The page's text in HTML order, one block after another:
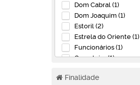
Dom Cabral (1)
Dom Joaquim (1)
Estoril (2)
Estrela do Oriente (1)
Funcionários (1)
Gameleira (1)
Ipiranga (1)
Finalidade